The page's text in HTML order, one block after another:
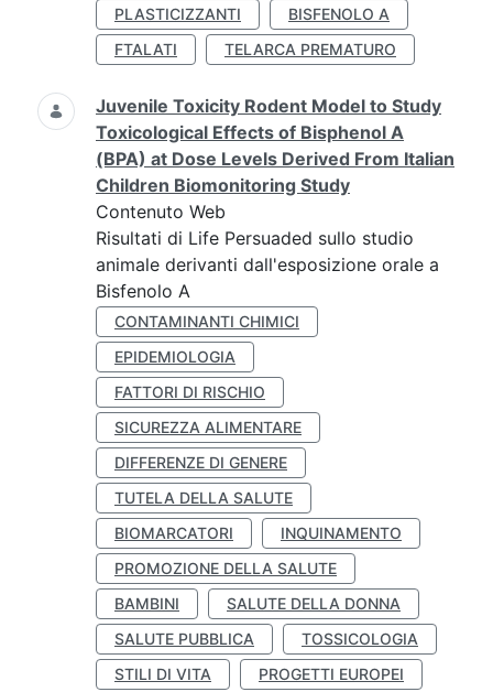
PLASTICIZZANTI
BISFENOLO A
FTALATI
TELARCA PREMATURO
Juvenile Toxicity Rodent Model to Study
Toxicological Effects of Bisphenol A
(BPA) at Dose Levels Derived From Italian
Children Biomonitoring Study
Contenuto Web
Risultati di Life Persuaded sullo studio
animale derivanti dall'esposizione orale a
Bisfenolo A
CONTAMINANTI CHIMICI
EPIDEMIOLOGIA
FATTORI DI RISCHIO
SICUREZZA ALIMENTARE
DIFFERENZE DI GENERE
TUTELA DELLA SALUTE
BIOMARCATORI
INQUINAMENTO
PROMOZIONE DELLA SALUTE
BAMBINI
SALUTE DELLA DONNA
SALUTE PUBBLICA
TOSSICOLOGIA
STILI DI VITA
PROGETTI EUROPEI